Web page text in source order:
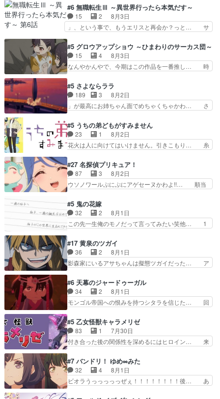
も描かれていて良かった本当… 股に海豚を挟み水
上バスでの会話を反芻…恋… OPEDとも無人バー
ジョンから主人公２人…
ホントスピカが大好きだよね。ツン… 一等級ポテ
ンシャルのアリアちゃん可愛くて… そういや、ア
リアは能力は最上級のくせに、… とうとうアリア
と直接競う場がきたこれまで… 毎度ながらのスピ
マン趣味ダダ漏れで好き… 期末試験が始まろうと
しておりスピカは対策… 能力鑑定胸像タリスマン
氏容姿も評価してし…
#6 無職転生Ⅲ ～異世界行ったら本気だす～
15 2
8月3日
」、という事で、もうエリスと再会か？っと… サ
関係の清算が粛々と進められているサラ… サラと
の関係に対して完全に「昔の女」とし… ルーシー
にデレるルディが完全に親バカで微… サラとは会
ってほしいちゃんとした別れ方し… サラは未練0
キャラモヤモヤする別れ方だ… 役で出演させてい
ただきました！よろしくお… 毎クールメインヒロ
インを好きになっちゃう…
#5 グロウアップショウ ～ひまわりのサーカス団～
15 4
8月3日
なんやかんやで、今期はこの作品を一番推し… 時
愛すぎるな楠木ともりちゃんのね… デフォルメさ
れた表情が特に多かったのが印… 葵＆茜の回も良
きでした。あの証拠写真、ひ… 互いが互いのこと
を想っているのにすれ違っ… 第５話をｄアニメス
んと練習したい〟と言… 本当この作品は「キャ
ラ」を活かすのがうま… みずかちゃんの介入で双
子の仲にヒビが………
#5 さよならララ
189 3
8月2日
」が最高にお姉ちゃん面でめちゃくちゃかわ… さ
を振り切ってみんなに謝ったララの思い… 仕事に
馴染めない辺り観ていて苦しいところ… ララちゃ
んの事情はもう少し皆に話して良い… ララと茉里
とで初のアルバイト。七転八倒し… 労働するプリ
てケーキ食べて、帰りにカメ… ララが働く事での
てんやわんや。働いて大変… 地道に働き人と関わ
る日々の中に愛を見いだ…
#5 うちの弟どもがすみません
23 1
8月2日
花火は人に向けてはいけません。引きこもり… 糸
お名前を見たんだけどあの中村大樹さん… 糸ちゃ
んカッケー、色んな意味でwゲームが… 姉から性
的興奮覚えてないよね？なんて言わ… テーマ：引
きこもりの理由感想は、久しぶり… 元ゲーマーな
んの距離感おかしいね(*´… 糸と源ははよ好きお
うとると言わんかい！引… ショウくんと対等に話
すためにゲームをする…
#27 名探偵プリキュア！
87 3
8月2日
ウソノワールぷにぷにアゲセーヌかわよ!!… 順当
取り戻し正式に探偵事務所で働き始め… ポワロ、
元ネタを解説して原作に誘導するの… くれあさん
の探偵としての初事件にしてちょ… ・急にクイズ
番組が始まったw・妖精ウソノ… るるかの助手だ
の！？クレアさん探偵すぎ… 突然のポアロクイズ
は草なんよ。んで、あん… 今回からついにくれあ
が探偵事務所の仲間に…
#5 鬼の花嫁
32 2
8月1日
この先一生俺のモノだって言ってみたい笑他… 1
さん柚子に18年分の誕生日プレゼント… 柚子は
鬼龍院家から初めて学校に通う事にな… プレゼン
ト攻撃ヤバすぎるwwwヴァイオレ… 玲夜さまサ
プライズの、これまでの柚子ちゃ… 玲夜から柚子
んへ…もう中学生な… 梅原の人が18歳になるま
での誕生プレゼン… なよなよした男（cv石田彰）
梅ちゃんがた…
#17 黄泉のツガイ
36 2
8月1日
影森家にいるアサちゃんは擬態ツガイだった… ア
にアサはいなかった逆にガブちゃんはい… 影森の
当主が際限なくツガイを増やせるのに… 今回はも
うガブちゃんさんの悲鳴にも似た怒… ユルと戦っ
た時から伏線が張られていたのが… しかしアサ
い筈のガブちゃん、アキオの… 色々とひっかけが
あって、最終的に嫌な終わ… ゴンゾウが従える大
量のツガイに何事かと思…
#6 天幕のジャードゥーガル
34 2
8月1日
モンゴル帝国への恨みを持つシタラを信じた… 回
タイの妃になってもその心は晴れず、モ… ドレゲ
ネの過去、宝石だった彼女が人になり… ドレゲネ
の過去、、辛かった、、あのジャタ… 年上旦那が
良い人でも、女は宝石でただ笑っ… ダイルの儀式
過去には同情の言葉しか…シ… 奥様に悲しい過
去…萌え袖が可愛いね、と思… ドレゲネとシタ
ラ、2人だけの同盟が結成さ…
#5 乙女怪獣キャラメリゼ
83 1
7月30日
付き合った後の関係性を深めるにはヒロイン… 来
とメスってて何この可愛い生物。クラス… 付き合
い始めたら始めたでまた違った悩みが… と一歩ず
つ踏み出す黒絵ちゃん微笑ま新汰の… ツインテー
ルが可愛いお茶目な妹ちゃんです… しかも過去も
#7 バンドリ！ ゆめ∞みた
32 4
8月1日
ビオラうっっっっっぜぇ！！！！！！！！後… あ